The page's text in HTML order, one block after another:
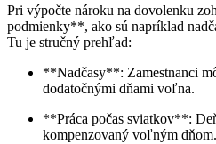
Pri výpočte nároku na dovolenku
podmienky**, ako sú napríklad
Tu je stručný prehľad:
**Nadčasy**: Zamestnanci
dodatočnými dňami voľna.
**Práca počas sviatkov**:
kompenzovaný voľným dňom.